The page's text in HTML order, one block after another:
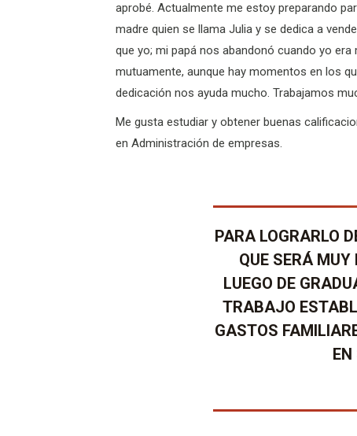
aprobé. Actualmente me estoy preparando
madre quien se llama Julia y se dedica a
que yo; mi papá nos abandonó cuando yo
mutuamente, aunque hay momentos en los
dedicación nos ayuda mucho. Trabajamos
Me gusta estudiar y obtener buenas
en Administración de empresas.
PARA LOGRARLO
QUE SERÁ MUY
LUEGO DE
TRABAJO
GASTOS
EN